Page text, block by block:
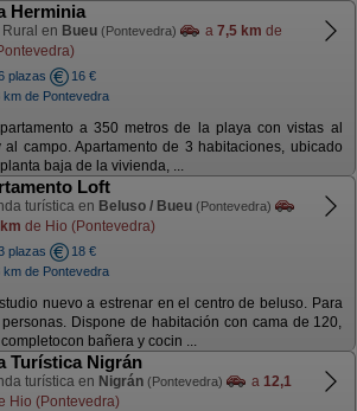
Herminia
en Bueu (Pontevedra) a 7,5 km de
plazas
16 €
km de Pontevedra
a 350 metros de la playa con vistas al
al campo. Apartamento de 3 habitaciones, ubicado
baja de la vivienda, ...
Loft
turística en Beluso / Bueu (Pontevedra)
de Hio (Pontevedra)
plazas
18 €
km de Pontevedra
nuevo a estrenar en el centro de beluso. Para
Dispone de habitación con cama de 120,
bañera y cocin ...
Turística Nigrán
turística en Nigrán (Pontevedra) a 12,1
Hio (Pontevedra)